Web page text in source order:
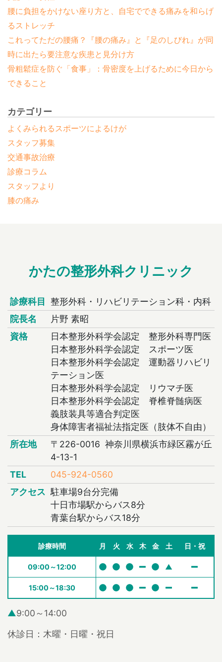
腰に負担をかけない座り方と、自宅でできる痛みを和らげ
るストレッチ
これってただの腰痛？『腰の痛み』と『足のしびれ』が同
時に出たら要注意な疾患と見分け方
骨粗鬆症を防ぐ「食事」：骨密度を上げるために今日から
できること
カテゴリー
よくみられるスポーツによるけが
スタッフより
スタッフ募集
交通事故治療
膝の痛み
診療コラム
かたの整形外科クリニック
診療科目
整形外科・リハビリテーション科・内科
院長名
片野 素昭
資格
日本整形外科学会認定 整形外科専門医
日本整形外科学会認定 スポーツ医
日本整形外科学会認定 運動器リハビリ
テーション医
日本整形外科学会認定 リウマチ医
日本整形外科学会認定 脊椎脊髄病医
義肢装具等適合判定医
身体障害者福祉法指定医（肢体不自由）
所在地
〒226-0016 神奈川県横浜市緑区霧が丘
4-13-1
TEL
045-924-0560
アクセス 駐車場9台分完備
十日市場駅からバス8分
青葉台駅からバス18分
診療時間 月 火 水 木 金 土 日・祝
09:00～12:00 ▲
15:00～18:30
▲9:00～14:00
休診日：木曜・日曜・祝日